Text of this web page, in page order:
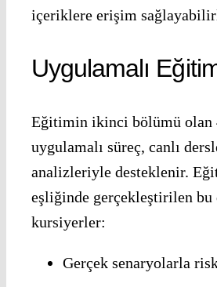
içeriklere erişim
Uygulamalı
Eğitimin ikinci bölümü olan
uygulamalı süreç, canlı
analizleriyle desteklenir.
eşliğinde gerçekleştirilen bu
kursiyerler:
Gerçek senaryolarla